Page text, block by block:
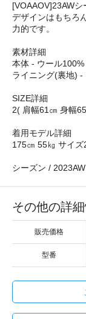
[VOAAOV]23AWシ
デザインはもちろ
力的です。
素材詳細
本体 - ウール100%
ライニング(裏地) -
SIZE詳細
2( 肩幅61㎝ 身幅
着用モデル詳細
175㎝ 55㎏ サイズ
シーズン / 2023AW
その他の詳
販売価格
型番